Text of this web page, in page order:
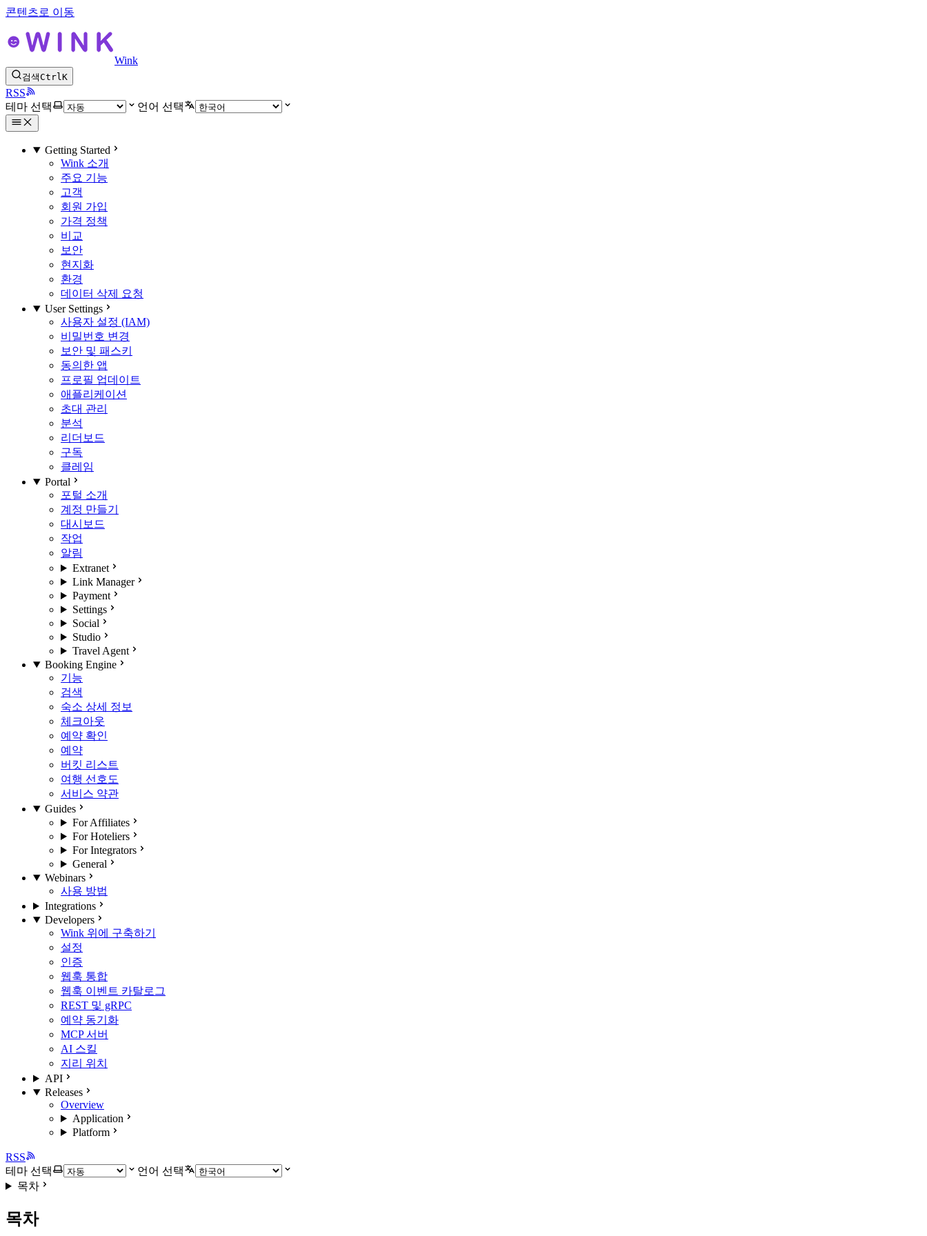
콘텐츠로 이동
Wink
검색CtrlK
RSS
테마 선택
언어 선택
Getting Started
Wink 소개
주요 기능
고객
회원 가입
가격 정책
비교
보안
현지화
환경
데이터 삭제 요청
User Settings
사용자 설정 (IAM)
비밀번호 변경
보안 및 패스키
동의한 앱
프로필 업데이트
애플리케이션
초대 관리
분석
리더보드
구독
클레임
Portal
포털 소개
계정 만들기
대시보드
작업
알림
Extranet
Link Manager
Payment
Settings
Social
Studio
Travel Agent
Booking Engine
기능
검색
숙소 상세 정보
체크아웃
예약 확인
예약
버킷 리스트
여행 선호도
서비스 약관
Guides
For Affiliates
For Hoteliers
For Integrators
General
Webinars
사용 방법
Integrations
Developers
Wink 위에 구축하기
설정
인증
웹훅 통합
웹훅 이벤트 카탈로그
REST 및 gRPC
예약 동기화
MCP 서버
AI 스킬
지리 위치
API
Releases
Overview
Application
Platform
RSS
테마 선택
언어 선택
목차
목차